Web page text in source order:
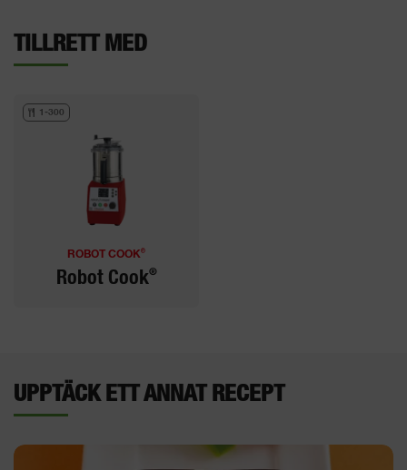
TILLRETT MED
1-300
ROBOT COOK ®
Robot Cook®
UPPTÄCK ETT ANNAT RECEPT